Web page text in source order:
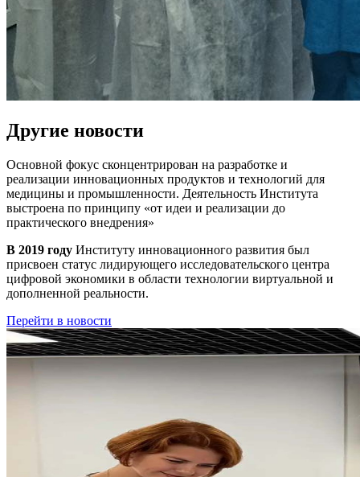
Другие новости
Основной фокус сконцентрирован на разработке и
реализации инновационных продуктов и технологий для
медицины и промышленности. Деятельность Института
выстроена по принципу «от идеи и реализации до
практического внедрения»
В 2019 году Институту инновационного развития был
присвоен статус лидирующего исследовательского центра
цифровой экономики в области технологии виртуальной и
дополненной реальности.
Перейти в новости